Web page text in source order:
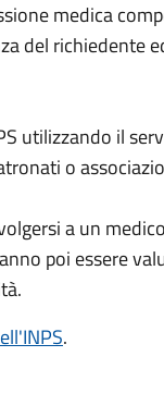
medica
del richiedente
utilizzando il
o
a un
poi essere
.